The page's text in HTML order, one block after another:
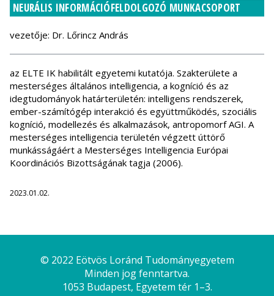
NEURÁLIS INFORMÁCIÓFELDOLGOZÓ MUNKACSOPORT
vezetője: Dr. Lőrincz András
az ELTE IK habilitált egyetemi kutatója. Szakterülete a
mesterséges általános intelligencia, a kogníció és az
idegtudományok határterületén: intelligens rendszerek,
ember-számítógép interakció és együttműködés, szociális
kogníció, modellezés és alkalmazások, antropomorf AGI. A
mesterséges intelligencia területén végzett úttörő
munkásságáért a Mesterséges Intelligencia Európai
Koordinációs Bizottságának tagja (2006).
2023.01.02.
© 2022 Eötvös Loránd Tudományegyetem
Minden jog fenntartva.
1053 Budapest, Egyetem tér 1–3.